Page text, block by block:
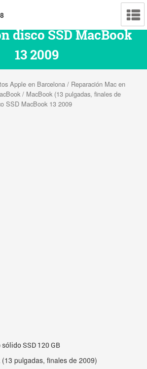
disco SSD MacBook
13 2009
Apple en Barcelona / Reparación Mac en
/ MacBook (13 pulgadas, finales de
SSD MacBook 13 2009
SSD 120 GB
(13 pulgadas, finales de 2009)